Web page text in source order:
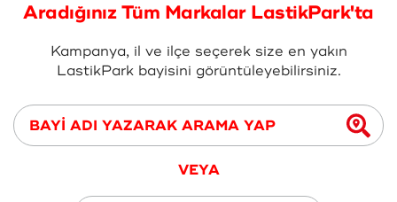
Aradığınız Tüm Markalar LastikPark'ta
Kampanya, il ve ilçe seçerek size en yakın
LastikPark bayisini görüntüleyebilirsiniz.
VEYA